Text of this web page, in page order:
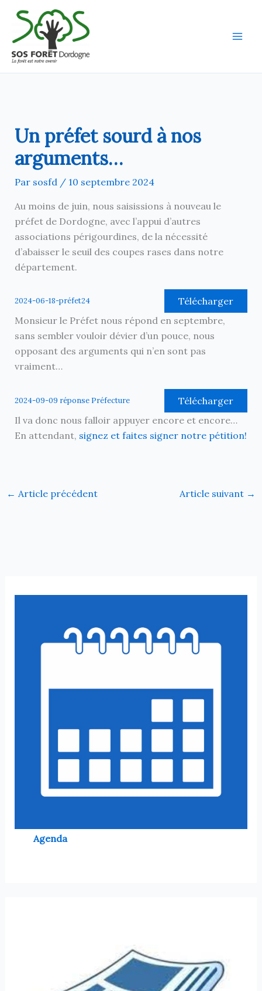
contenu
Un préfet sourd à nos
arguments…
Par sosfd / 10 septembre 2024
Au moins de juin, nous saisissions à nouveau le
préfet de Dordogne, avec l’appui d’autres
associations périgourdines, de la nécessité
d’abaisser le seuil des coupes rases dans notre
département.
2024-06-18-préfet24
Télécharger
Monsieur le Préfet nous répond en septembre,
sans sembler vouloir dévier d’un pouce, nous
opposant des arguments qui n’en sont pas
vraiment…
2024-09-09 réponse Préfecture
Télécharger
Il va donc nous falloir appuyer encore et encore…
En attendant, signez et faites signer notre pétition!
← Article précédent Article suivant →
Agenda